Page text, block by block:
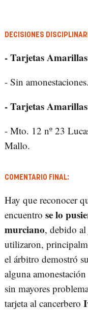
DECISIONES
- Tarjetas
- Sin amonestaciones.
- Tarjetas
- Mto. 12 nº 23
Mallo.
COMENTARIO FINAL:
Hay que reconocer
encuentro se lo
murciano, debido
utilizaron,
el árbitro demostró
alguna
sin mayores
tarjeta al cancerbero